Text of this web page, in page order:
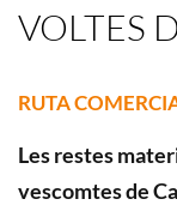
VOLTES
RUTA
Les restes
vescomtes de